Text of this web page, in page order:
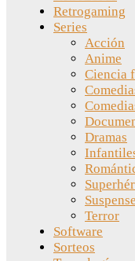
Retrogaming
Series
Acción
Anime
Ciencia
Dramas
Suspense
Terror
Software
Sorteos